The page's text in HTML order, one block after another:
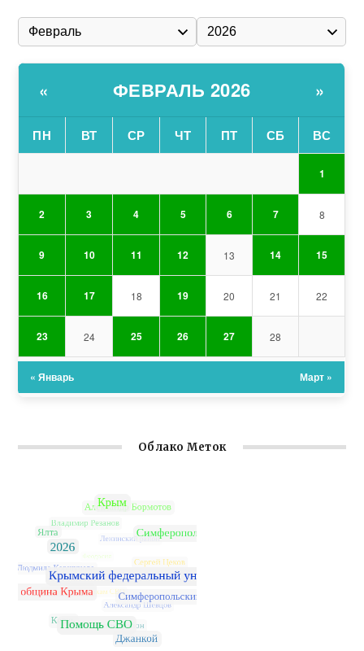
« ФЕВРАЛЬ 2026 »
ПН ВТ СР ЧТ ПТ СБ ВС
1
2 3 4 5 6 7 8
9 10 11 12 13 14 15
16 17 18 19 20 21 22
23 24 25 26 27 28
« Январь Март »
Облако Меток